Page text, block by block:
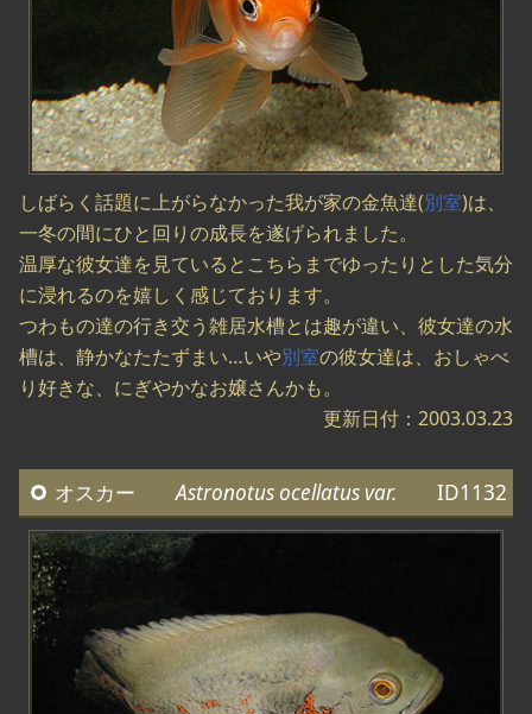
しばらく話題に上がらなかった我が家の金魚達(別室)は、
一冬の間にひと回りの成長を遂げられました。
温厚な彼女達を見ているとこちらまでゆったりとした気分
に浸れるのを嬉しく感じております。
つわもの達の行き交う雑居水槽とは趣が違い、彼女達の水
槽は、静かなたたずまい…いや別室の彼女達は、おしゃべ
り好きな、にぎやかなお嬢さんかも。
更新日付：2003.03.23
オスカーAstronotus ocellatus var. ID1132